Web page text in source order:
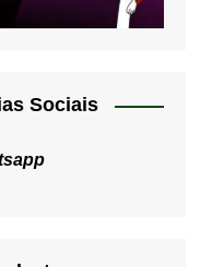
Sociais